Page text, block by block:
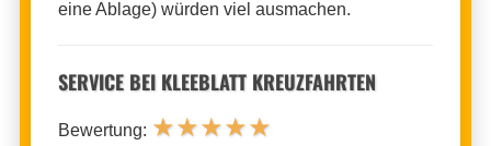
eine Ablage) würden viel ausmachen.
SERVICE BEI KLEEBLATT KREUZFAHRTEN
Bewertung: ★★★★★